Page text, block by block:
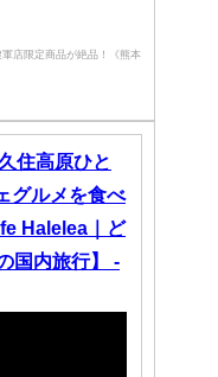
店限定商品が絶品！《熊本
住高原ひと
グルメを食べ
Halelea｜ど
国内旅行】 -